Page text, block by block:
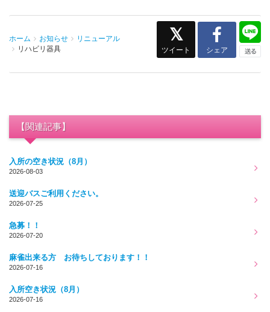
ツイート シェア
ホーム お知らせ
リニューアル
リハビリ器具
【関連記事】
入所の空き状況（8月）
2026-08-03
送迎バスご利用ください。
2026-07-25
急募！！
2026-07-20
麻雀出来る方 お待ちしております！！
2026-07-16
入所空き状況（8月）
2026-07-16